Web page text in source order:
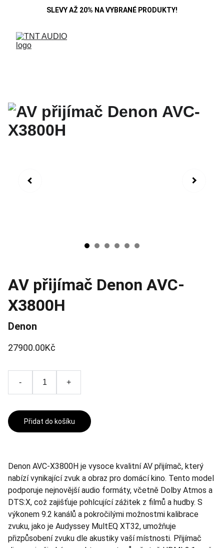
SLEVY AŽ 20% NA VYBRANÉ PRODUKTY!
AV přijímač Denon AVC-
X3800H
Denon
27900.00Kč
- +
Přidat do košíku
Denon AVC-X3800H je vysoce kvalitní AV přijímač, který
nabízí vynikající zvuk a obraz pro domácí kino. Tento model
podporuje nejnovější audio formáty, včetně Dolby Atmos a
DTS:X, což zajišťuje pohlcující zážitek z filmů a hudby. S
výkonem 9.2 kanálů a pokročilými možnostmi kalibrace
zvuku, jako je Audyssey MultEQ XT32, umožňuje
přizpůsobení zvuku dle akustiky vaší místnosti. Přijímač